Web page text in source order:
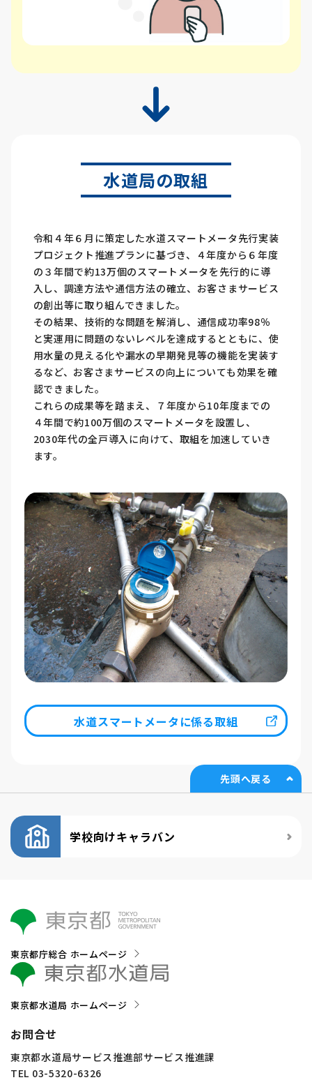
水道局の取組
令和４年６月に策定した水道スマートメータ先行実装
プロジェクト推進プランに基づき、４年度から６年度
の３年間で約13万個のスマートメータを先行的に導
入し、調達方法や通信方法の確立、お客さまサービス
の創出等に取り組んできました。
その結果、技術的な問題を解消し、通信成功率98％
と実運用に問題のないレベルを達成するとともに、使
用水量の見える化や漏水の早期発見等の機能を実装す
るなど、お客さまサービスの向上についても効果を確
認できました。
これらの成果等を踏まえ、７年度から10年度までの
４年間で約100万個のスマートメータを設置し、
2030年代の全戸導入に向けて、取組を加速していき
ます。
水道スマートメータに係る取組
先頭へ戻る
学校向けキャラバン
東京都庁総合 ホームページ
東京都水道局 ホームページ
お問合せ
東京都水道局サービス推進部サービス推進課
TEL 03-5320-6326